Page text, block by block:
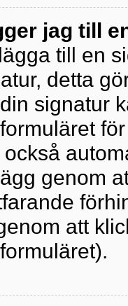
jag till
till en
detta
signatur
också
genom
att